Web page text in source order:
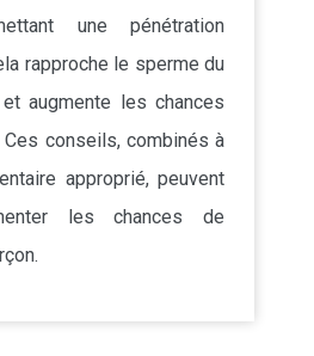
une pénétration
rapproche le sperme du
augmente les chances
conseils, combinés à
approprié, peuvent
les chances de